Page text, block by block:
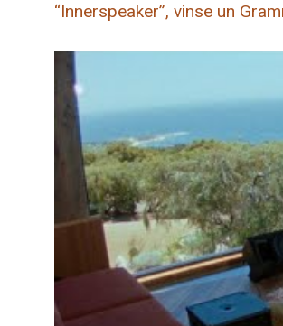
“Innerspeaker”, vinse un